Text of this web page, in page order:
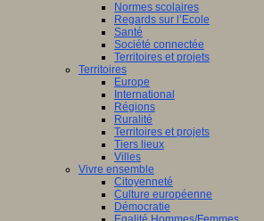
Normes scolaires
Regards sur l’Ecole
Santé
Société connectée
Territoires et projets
Territoires
Europe
International
Régions
Ruralité
Territoires et projets
Tiers lieux
Villes
Vivre ensemble
Citoyenneté
Culture européenne
Démocratie